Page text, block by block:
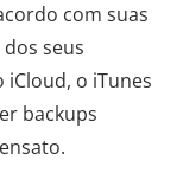
com suas
seus
o iTunes
backups